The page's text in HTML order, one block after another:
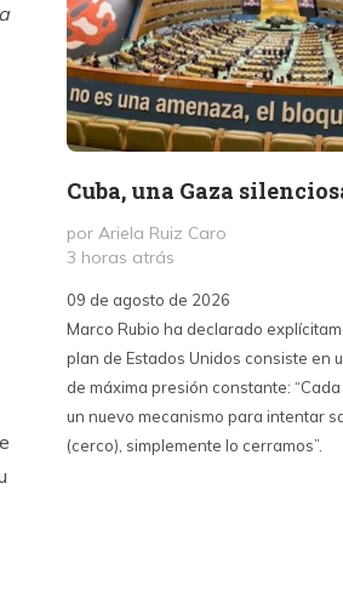
Cuba, una Gaza
por Ariela Ruiz Caro
3 horas atrás
09 de agosto de 2026
Marco Rubio ha declarado
plan de Estados Unidos consiste en
de máxima presión constante:
un nuevo mecanismo para intentar
(cerco), simplemente lo cerramos”.